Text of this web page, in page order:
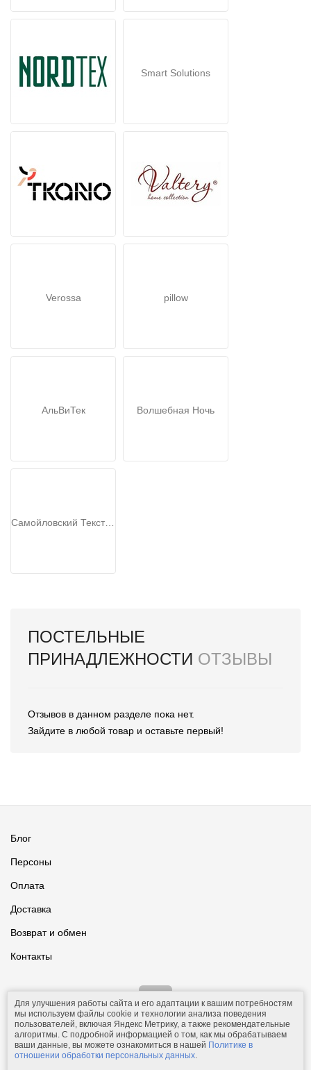
Smart Solutions
Verossa pillow
АльВиТек Волшебная Ночь
ПОСТЕЛЬНЫЕ
ПРИНАДЛЕЖНОСТИ ОТЗЫВЫ
Отзывов в данном разделе пока нет.
Зайдите в любой товар и оставьте первый!
Блог
Персоны
Оплата
Доставка
Возврат и обмен
Контакты
© 2011-2026.Comfolio.ru— интернет-магазин текстиля и товаров
для дома.
Для улучшения работы сайта и его адаптации к вашим потребностям
мы используем файлы cookie и технологии анализа поведения
пользователей, включая Яндекс Метрику, а также рекомендательные
алгоритмы. С подробной информацией о том, как мы обрабатываем
ваши данные, вы можете ознакомиться в нашей Политике в
отношении обработки персональных данных.